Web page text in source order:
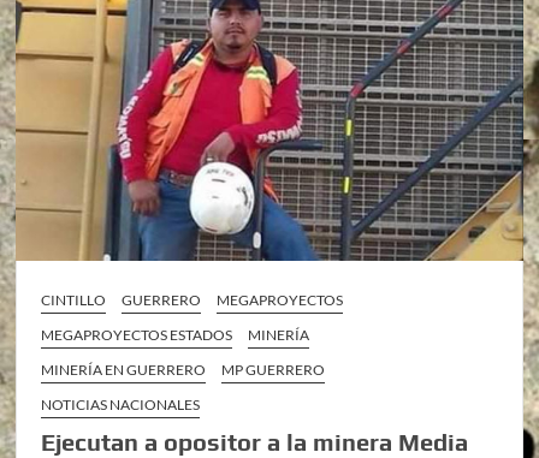
CINTILLO GUERRERO
MEGAPROYECTOS
MEGAPROYECTOS ESTADOS
MINERÍA
MINERÍA EN GUERRERO
MP GUERRERO
NOTICIAS NACIONALES
Ejecutan a opositor a la minera Media